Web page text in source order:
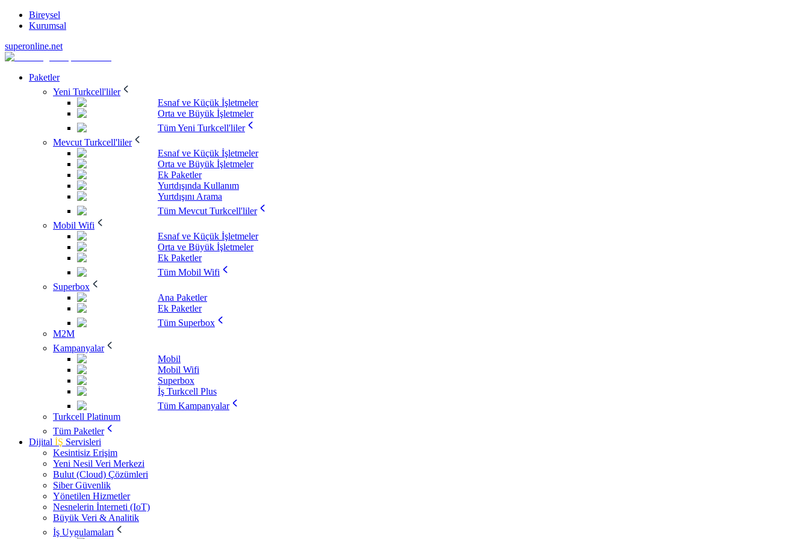
Bireysel
Kurumsal
superonline.net
Paketler
Yeni Turkcell'liler
Esnaf ve Küçük İşletmeler
Orta ve Büyük İşletmeler
Tüm Yeni Turkcell'liler
Mevcut Turkcell'liler
Esnaf ve Küçük İşletmeler
Orta ve Büyük İşletmeler
Ek Paketler
Yurtdışında Kullanım
Yurtdışını Arama
Tüm Mevcut Turkcell'liler
Mobil Wifi
Esnaf ve Küçük İşletmeler
Orta ve Büyük İşletmeler
Ek Paketler
Tüm Mobil Wifi
Superbox
Ana Paketler
Ek Paketler
Tüm Superbox
M2M
Kampanyalar
Mobil
Mobil Wifi
Superbox
İş Turkcell Plus
Tüm Kampanyalar
Turkcell Platinum
Tüm Paketler
Dijital İŞ Servisleri
Kesintisiz Erişim
Yeni Nesil Veri Merkezi
Bulut (Cloud) Çözümleri
Siber Güvenlik
Yönetilen Hizmetler
Nesnelerin İnterneti (IoT)
Büyük Veri & Analitik
İş Uygulamaları